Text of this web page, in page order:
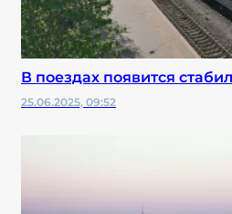
В поездах появится
25.06.2025, 09:52